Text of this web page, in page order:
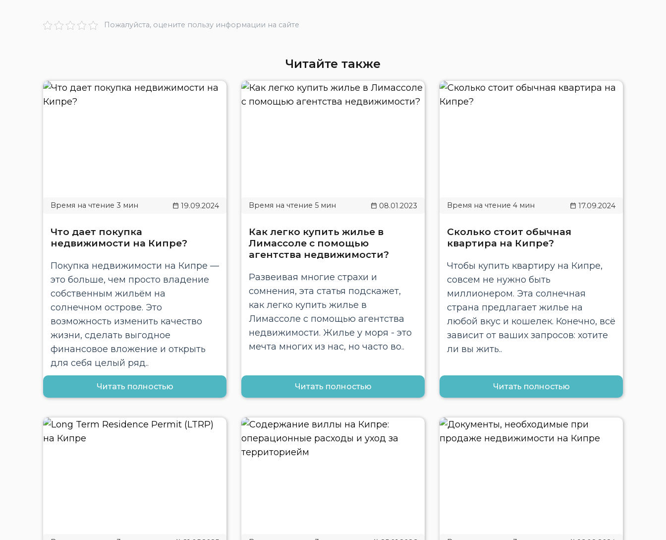
Пожалуйста, оцените пользу информации на сайте
Читайте также
19.09.2024
Что дает покупка
недвижимости на Кипре?
Покупка недвижимости на Кипре —
это больше, чем просто владение
собственным жильём на
солнечном острове. Это
возможность изменить качество
жизни, сделать выгодное
финансовое вложение и открыть
для себя целый ряд..
Читать полностью
08.01.2023
Как легко купить жилье в
Лимассоле с помощью
агентства недвижимости?
Развеивая многие страхи и
сомнения, эта статья подскажет,
как легко купить жилье в
Лимассоле с помощью агентства
недвижимости. Жилье у моря - это
мечта многих из нас, но часто во..
Читать полностью
17.09.2024
Сколько стоит обычная
квартира на Кипре?
Чтобы купить квартиру на Кипре,
совсем не нужно быть
миллионером. Эта солнечная
страна предлагает жилье на
любой вкус и кошелек. Конечно, всё
зависит от ваших запросов: хотите
ли вы жить..
Читать полностью